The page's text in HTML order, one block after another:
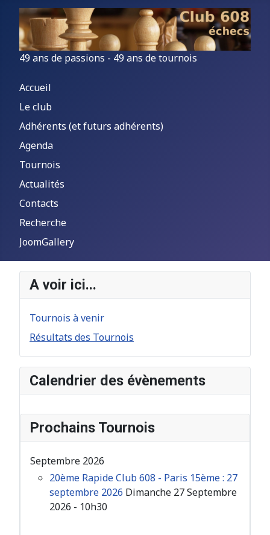
49 ans de passions - 49 ans de tournois
Accueil
Le club
Adhérents (et futurs adhérents)
Agenda
Tournois
Actualités
Contacts
Recherche
JoomGallery
A voir ici...
Tournois à venir
Résultats des Tournois
Calendrier des évènements
Prochains Tournois
Septembre 2026
20ème Rapide Club 608 - Paris 15ème : 27
septembre 2026 Dimanche 27 Septembre
2026 - 10h30